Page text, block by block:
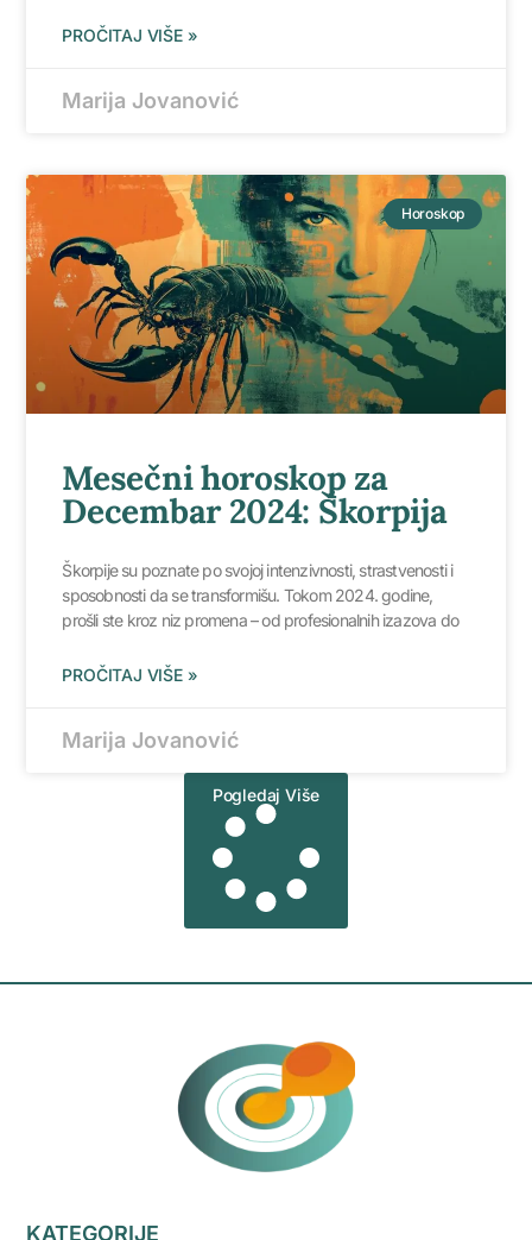
PROČITAJ VIŠE »
Marija Jovanović
Horoskop
Mesečni horoskop za
Decembar 2024: Škorpija
Škorpije su poznate po svojoj intenzivnosti, strastvenosti i
sposobnosti da se transformišu. Tokom 2024. godine,
prošli ste kroz niz promena – od profesionalnih izazova do
PROČITAJ VIŠE »
Marija Jovanović
Pogledaj Više
KATEGORIJE